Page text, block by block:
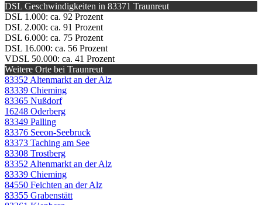
DSL Geschwindigkeiten in 83371 Traunreut
DSL 1.000: ca. 92 Prozent
DSL 2.000: ca. 91 Prozent
DSL 6.000: ca. 75 Prozent
DSL 16.000: ca. 56 Prozent
VDSL 50.000: ca. 41 Prozent
Weitere Orte bei Traunreut
83352 Altenmarkt an der Alz
83339 Chieming
83365 Nußdorf
16248 Oderberg
83349 Palling
83376 Seeon-Seebruck
83373 Taching am See
83308 Trostberg
83352 Altenmarkt an der Alz
83339 Chieming
84550 Feichten an der Alz
83355 Grabenstätt